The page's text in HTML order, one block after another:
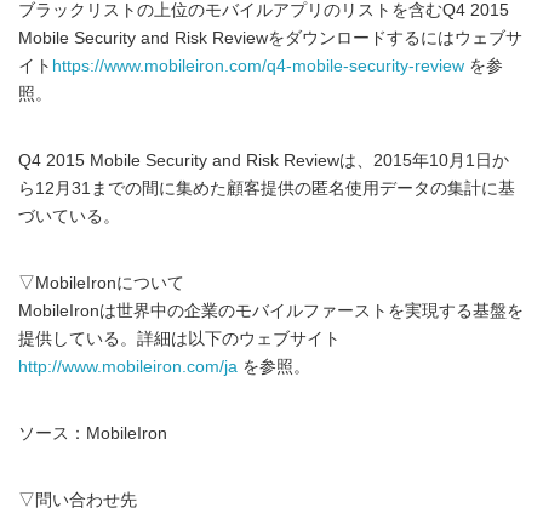
ブラックリストの上位のモバイルアプリのリストを含むQ4 2015
Mobile Security and Risk Reviewをダウンロードするにはウェブサ
イト https://www.mobileiron.com/q4-mobile-security-review を参
照。
Q4 2015 Mobile Security and Risk Reviewは、2015年10月1日か
ら12月31までの間に集めた顧客提供の匿名使用データの集計に基
づいている。
▽MobileIronについて
MobileIronは世界中の企業のモバイルファーストを実現する基盤を
提供している。詳細は以下のウェブサイト
http://www.mobileiron.com/ja を参照。
ソース：MobileIron
▽問い合わせ先